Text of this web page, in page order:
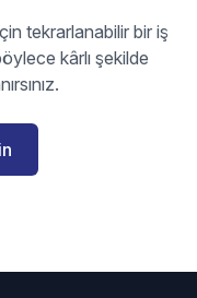
tekrarlanabilir bir iş
kârlı şekilde